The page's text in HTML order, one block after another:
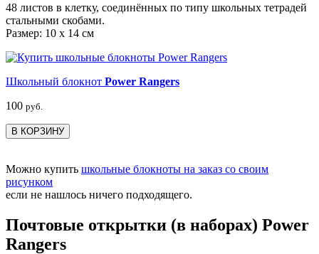
48 листов в клетку, соединённых по типу школьных тетрадей
стальными скобами.
Размер: 10 x 14 см
Школьный блокнот Power Rangers
100 руб.
В КОРЗИНУ
Можно купить школьные блокноты на заказ со своим
рисунком
если не нашлось ничего подходящего.
Почтовые открытки (в наборах) Power
Rangers